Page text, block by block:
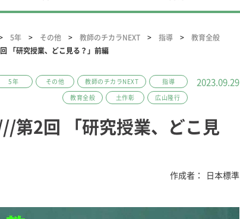
5年 その他 教師のチカラNEXT 指導
教育全般
「研究授業、どこ見る？」前編
第2回 「研究授業、どこ見
5年 その他 教師のチカラNEXT 指導
教育全般 土作彰 広山隆行
2023.09.29
作成者： 日本標準